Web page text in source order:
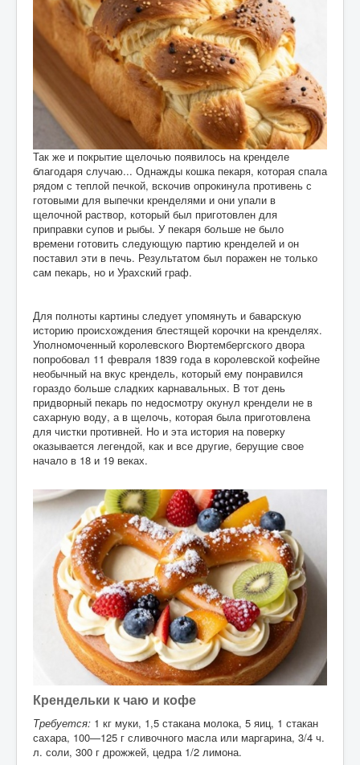
Так же и покрытие щелочью появилось на кренделе
благодаря случаю... Однажды кошка пекаря, которая спала
рядом с теплой печкой, вскочив опрокинула противень с
готовыми для выпечки кренделями и они упали в
щелочной раствор, который был приготовлен для
приправки супов и рыбы. У пекаря больше не было
времени готовить следующую партию кренделей и он
поставил эти в печь. Результатом был поражен не только
сам пекарь, но и Урахский граф.
Для полноты картины следует упомянуть и баварскую
историю происхождения блестящей корочки на кренделях.
Уполномоченный королевского Вюртембергского двора
попробовал 11 февраля 1839 года в королевской кофейне
необычный на вкус крендель, который ему понравился
гораздо больше сладких карнавальных. В тот день
придворный пекарь по недосмотру окунул крендели не в
сахарную воду, а в щелочь, которая была приготовлена
для чистки противней. Но и эта история на поверку
оказывается легендой, как и все другие, берущие свое
начало в 18 и 19 веках.
Крендельки к чаю и кофе
Требуется: 1 кг муки, 1,5 стакана молока, 5 яиц, 1 стакан
сахара, 100—125 г сливочного масла или маргарина, 3/4 ч.
л. соли, 300 г дрожжей, цедра 1/2 лимона.